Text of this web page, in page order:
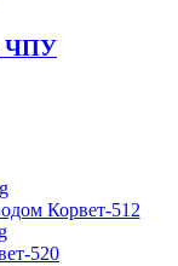
ЧПУ
Корвет-512
520